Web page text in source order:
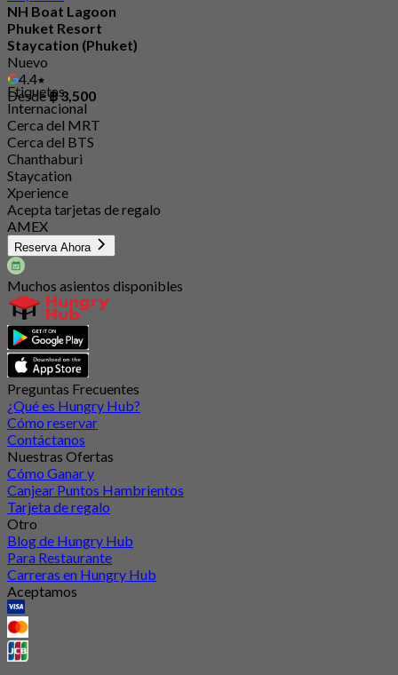
NH Boat Lagoon
Phuket Resort
Staycation (Phuket)
Nuevo
4.4
Desde฿ 3,500
Etiquetas
Internacional
Cerca del MRT
Cerca del BTS
Chanthaburi
Staycation
Xperience
Acepta tarjetas de regalo
AMEX
Reserva Ahora
Muchos asientos disponibles
Preguntas Frecuentes
¿Qué es Hungry Hub?
Cómo reservar
Contáctanos
Nuestras Ofertas
Cómo Ganar y
Canjear Puntos Hambrientos
Tarjeta de regalo
Otro
Blog de Hungry Hub
Para Restaurante
Carreras en Hungry Hub
Aceptamos